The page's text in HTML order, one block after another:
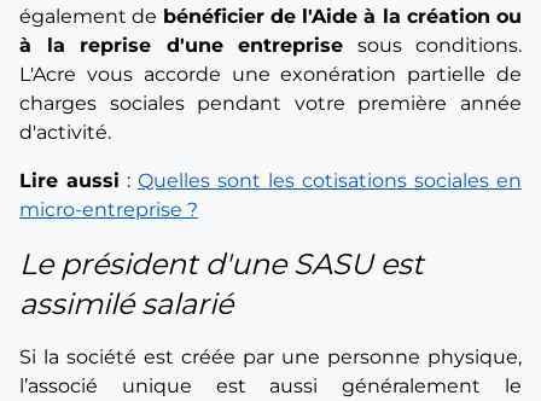
également de bénéficier de l'Aide à la création ou
à la reprise d'une entreprise sous conditions.
L'Acre vous accorde une exonération partielle de
charges sociales pendant votre première année
d'activité.
Lire aussi : Quelles sont les cotisations sociales en
micro-entreprise ?
Le président d'une SASU est
assimilé salarié
Si la société est créée par une personne physique,
l’associé unique est aussi généralement le